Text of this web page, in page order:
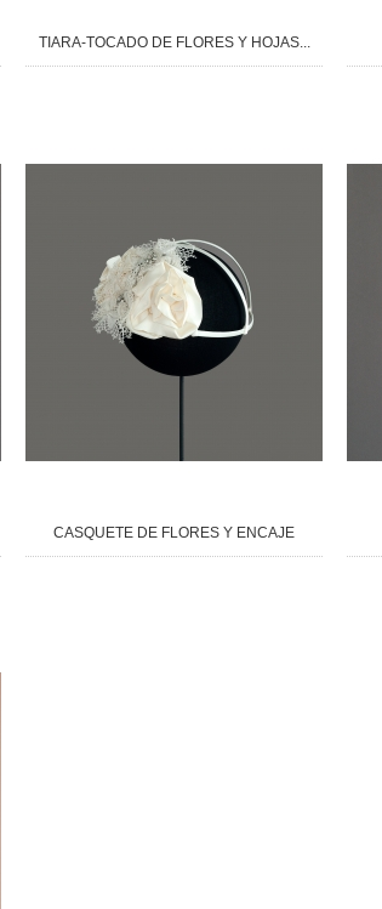
TIARA-TOCADO DE FLORES Y HOJAS...
CASQUETE DE FLORES Y ENCAJE